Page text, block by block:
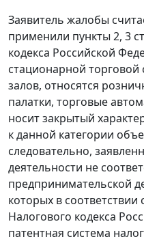
Заявитель жалобы
применили пункты 2, 3
кодекса Российской
стационарной
залов, относятся
палатки, торговые
носит закрытый
к данной категории
следовательно,
деятельности не
предпринимательской
которых в соответствии
Налогового кодекса
патентная система